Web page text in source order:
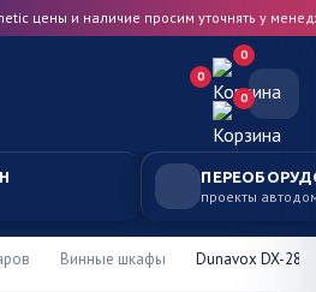
цены и наличие просим уточнять у
0
0
0
проекты
Винные шкафы Dunavox DX-